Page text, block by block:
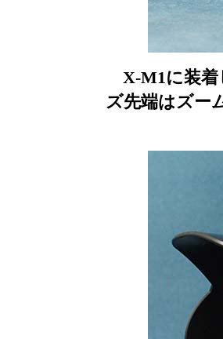
X-M1に装着
ズ先端はズー